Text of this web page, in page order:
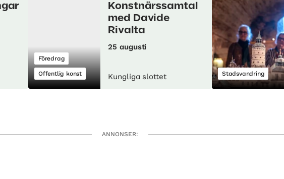
Föredrag
Offentlig konst
Konstnärssamtal
med Davide
Rivalta
25 augusti
Kungliga slottet Stadsvandring
ANNONSER: